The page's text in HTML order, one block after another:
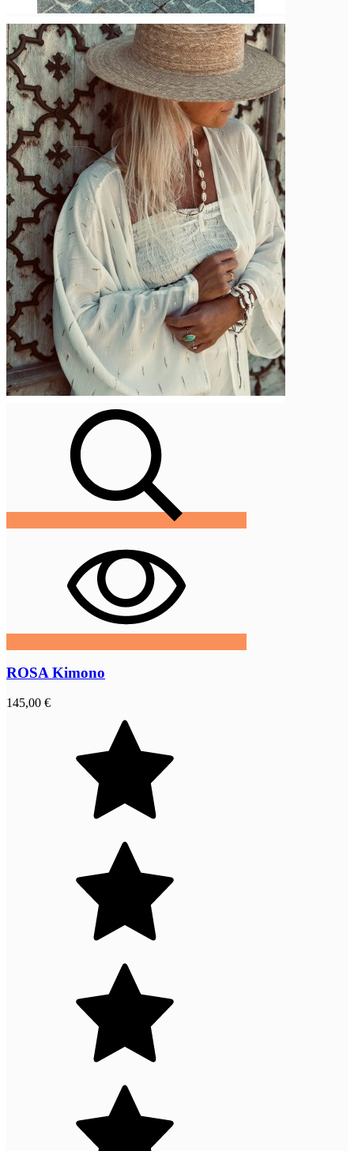
ROSA Kimono
145,00 €